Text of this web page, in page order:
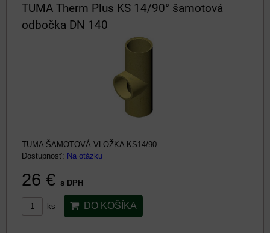
TUMA Therm Plus KS 14/90° šamotová
odbočka DN 140
TUMA ŠAMOTOVÁ VLOŽKA KS14/90
Dostupnosť: Na otázku
26 € s DPH
ks DO KOŠÍKA